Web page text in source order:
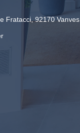
Fratacci, 92170 Vanves